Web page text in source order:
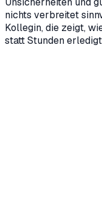
nichts verbreitet
Kollegin, die zeigt,
statt Stunden